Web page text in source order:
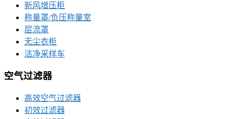
新风增压柜
称量罩/负压称量室
层流罩
无尘衣柜
洁净采样车
空气过滤器
高效空气过滤器
初效过滤器